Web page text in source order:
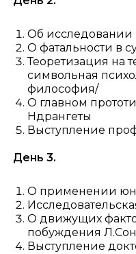
Об
О фатальности в
Теоретизация на
символьная
философия/
О главном
Ндрангеты
Выступление
День 3.
О применении
О движущих
побуждения
Выступление